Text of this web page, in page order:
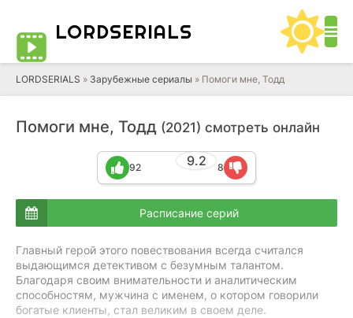
LORDSERIALS
LORDSERIALS » Зарубежные сериалы » Помоги мне, Тодд
Помоги мне, Тодд (2021) смотреть онлайн
9.2
92 8
Расписание серий
Главный герой этого повествования всегда считался
выдающимся детективом с безумным талантом.
Благодаря своим внимательности и аналитическим
способностям, мужчина с именем, о котором говорили
богатые клиенты, стал великим в своем деле.